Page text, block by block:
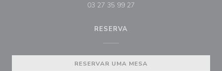
03 27 35 99 27
RESERVA
RESERVAR UMA MESA